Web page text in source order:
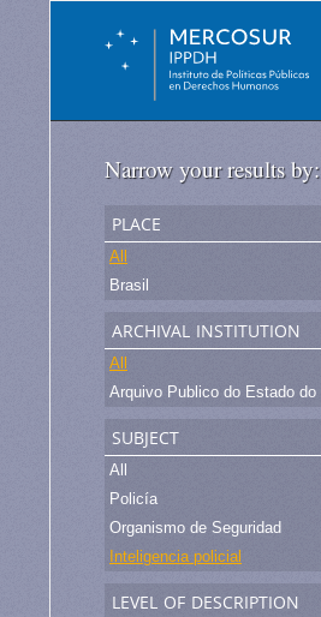
Narrow your results by:
place
All
Brasil
archival institution
All
subject
All
Policía
Organismo de Seguridad
Inteligencia policial
level of description